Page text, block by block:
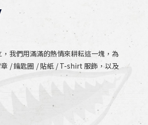
我們用滿滿的熱情來耕耘這一塊，為
/ 鑰匙圈 / 貼紙 / T-shirt 服飾，以及